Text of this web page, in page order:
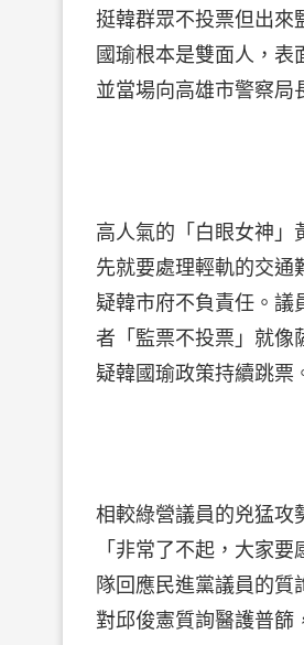
挺韓群眾不投票但出來
國瑜根本是雙面人，表
並當場向高雄市警察局
高人氣的「白眼女神」
先就要處理輕軌的交通
疑韓市府不負責任。議
者「監票不投票」就像
疑韓國瑜政策持續跳票
相較綠營議員的兇猛攻
「非常了不起，大家
隊回應民進黨議員的
對邱俊憲質詢醫護普篩